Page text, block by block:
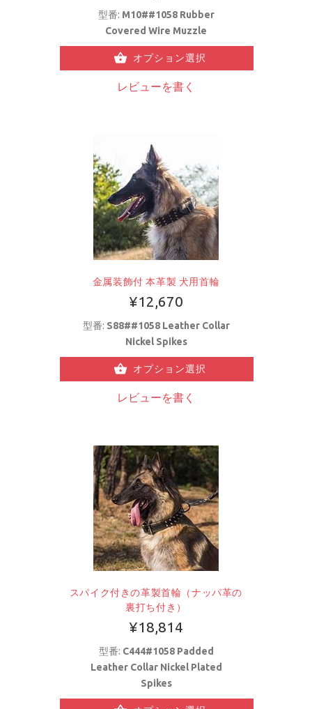
型番: M10##1058 Rubber
Covered Wire Muzzle
オプション選択
レビューを書く
金属装飾付 本革製 犬用首輪
¥12,670
型番: S88##1058 Leather Collar
Nickel Spikes
オプション選択
レビューを書く
スパイク付きの革製首輪（ナッパ革の
裏打ち付き）
¥18,814
型番: C444#1058 Padded
Leather Collar Nickel Plated
Spikes